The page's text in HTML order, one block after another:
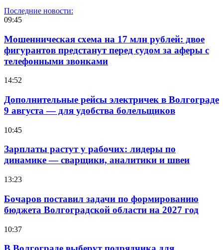
Последние новости:
09:45
Мошенническая схема на 17 млн рублей: двое
фигурантов предстанут перед судом за аферы с
телефонными звонками
14:52
Дополнительные рейсы электричек в Волгограде
9 августа — для удобства болельщиков
10:45
Зарплаты растут у рабочих: лидеры по
динамике — сварщики, аналитики и швеи
13:23
Бочаров поставил задачи по формированию
бюджета Волгоградской области на 2027 год
10:37